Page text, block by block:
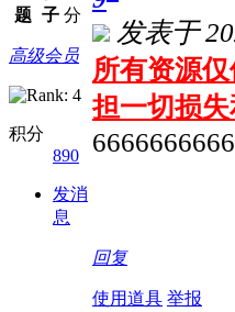
题 子 分
高级会员
积分
890
发消
息
发表于
所有资源
担一切损
回复
使用道具 举报